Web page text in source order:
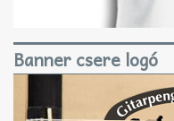
Banner csere logó